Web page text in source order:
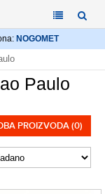
NOGOMET
Paulo
PROIZVODA (0)